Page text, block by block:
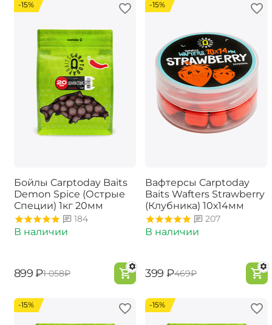
-15%
Бойлы Carptoday Baits
Demon Spice (Острые
Специи) 1кг 20мм
184
В наличии
‍899‍ ₽‍1 058‍₽
-15%
Вафтерсы Carptoday
Baits Wafters Strawberry
(Клубника) 10х14мм
207
В наличии
‍399‍ ₽‍469‍₽
-15% -15%